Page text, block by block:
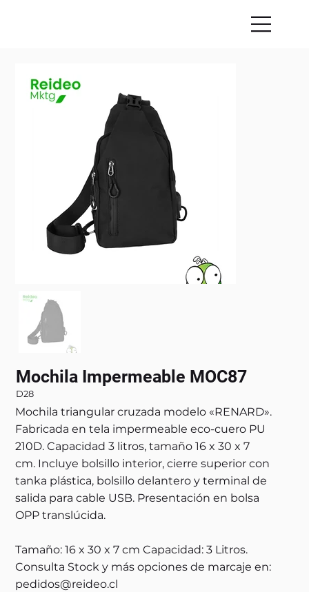
Mochila Impermeable MOC87
D28
Mochila triangular cruzada modelo «RENARD».
Fabricada en tela impermeable eco-cuero PU
210D. Capacidad 3 litros, tamaño 16 x 30 x 7
cm. Incluye bolsillo interior, cierre superior con
tanka plástica, bolsillo delantero y terminal de
salida para cable USB. Presentación en bolsa
OPP translúcida.
Tamaño: 16 x 30 x 7 cm Capacidad: 3 Litros.
Consulta Stock y más opciones de marcaje en:
pedidos@reideo.cl